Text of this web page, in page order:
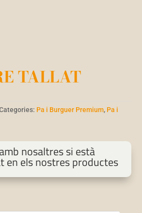
TALLAT
Pa i Burguer Premium, Pa i
nosaltres si està
en els nostres productes